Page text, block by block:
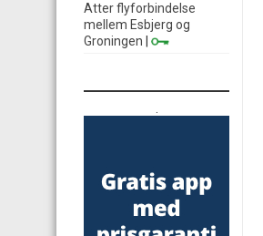
Atter flyforbindelse
mellem Esbjerg og
Groningen